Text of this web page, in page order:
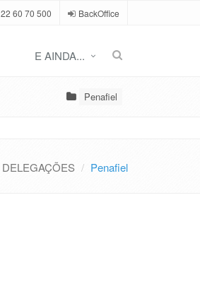
22 60 70 500 BackOffice
E AINDA...
Penafiel
DELEGAÇÕES Penafiel